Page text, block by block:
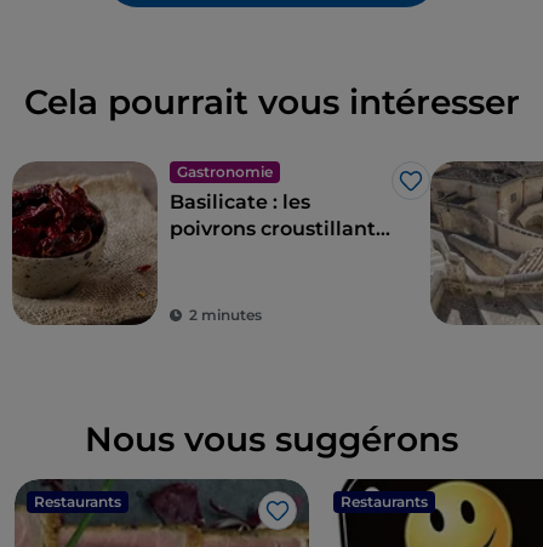
Cela pourrait vous intéresser
Gastronomie
J’aime
Basilicate : les
poivrons croustillants
2 minutes
Nous vous suggérons
Restaurants
J’aime
Restaurants